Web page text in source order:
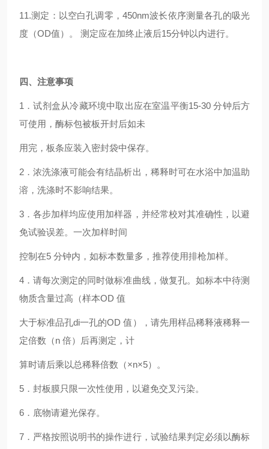
11.测定：以空白孔调零，450nm波长依序测量各孔的吸光
度（OD值）。 测定应在加终止液后15分钟以内进行。
四、注意事项
1．试剂盒从冷藏环境中取出应在室温平衡15-30 分钟后方
可使用，酶标包被板开封后如未
用完，板条应装入密封袋中保存。
2．浓洗涤液可能会有结晶析出，稀释时可在水浴中加温助
溶，洗涤时不影响结果。
3．各步加样均应使用加样器，并经常校对其准确性，以避
免试验误差。一次加样时间
控制在5 分钟内，如标本数量多，推荐使用排枪加样。
4．请每次测定的同时做标准曲线，做复孔。如标本中待测
物质含量过高（样本OD 值
大于标准品孔di一孔的OD 值），请先用样品稀释液稀释一
定倍数（n 倍）后再测定，计
算时请后乘以总稀释倍数（×n×5）。
5．封板膜只限一次性使用，以避免交叉污染。
6．底物请避光保存。
7．严格按照说明书的操作进行，试验结果判定必须以酶标